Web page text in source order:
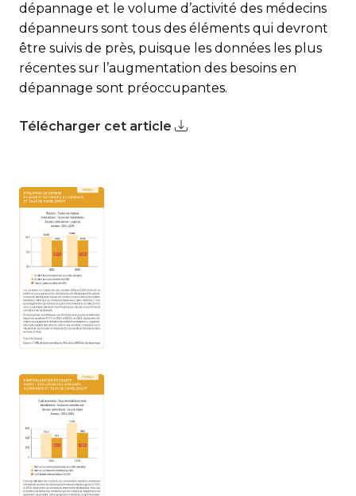
dépannage et le volume d’activité des médecins
dépanneurs sont tous des éléments qui devront
être suivis de près, puisque les données les plus
récentes sur l’augmentation des besoins en
dépannage sont préoccupantes.
Télécharger cet article